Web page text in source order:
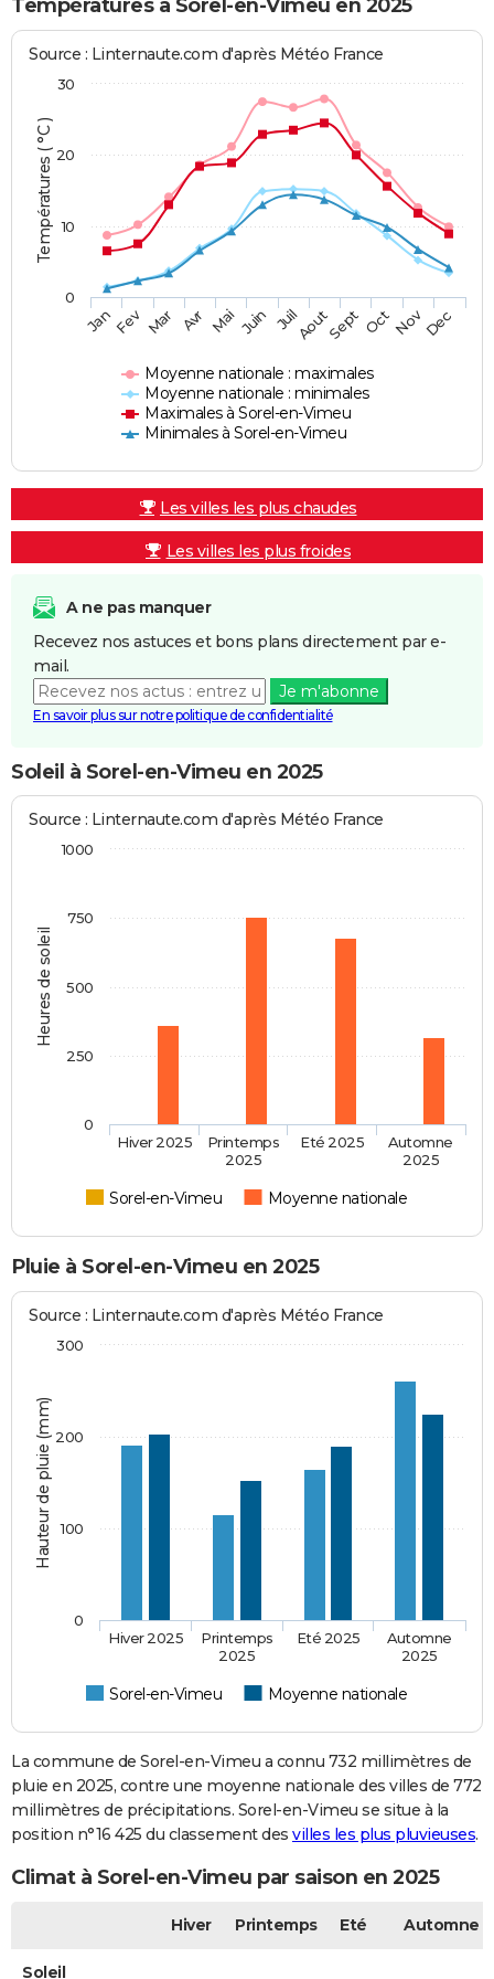
Températures à Sorel-en-Vimeu en 2025
Températures ( °C )
Source : Linternaute.com d'après Météo France
Moyenne nationale : maximales
Moyenne nationale : minimales
Maximales à Sorel-en-Vimeu
Minimales à Sorel-en-Vimeu
JanFev Mar Avr Mai Juin JuilAoutSept OctNovDec
0
10
20
30
Les villes les plus chaudes
Les villes les plus froides
A ne pas manquer
Recevez nos astuces et bons plans directement par e-
mail.
Je m'abonne
En savoir plus sur notre politique de confidentialité
Soleil à Sorel-en-Vimeu en 2025
Heures de soleil
Source : Linternaute.com d'après Météo France
Sorel-en-Vimeu Moyenne nationale
Hiver 2025
Printemps
2025
Eté 2025
Automne
2025
0
250
500
750
1000
Pluie à Sorel-en-Vimeu en 2025
Hauteur de pluie (mm)
Source : Linternaute.com d'après Météo France
Sorel-en-Vimeu Moyenne nationale
Hiver 2025
Printemps
2025
Eté 2025
Automne
2025
0
100
200
300
La commune de Sorel-en-Vimeu a connu 732 millimètres de
pluie en 2025, contre une moyenne nationale des villes de 772
millimètres de précipitations. Sorel-en-Vimeu se situe à la
position n°16 425 du classement des villes les plus pluvieuses.
Climat à Sorel-en-Vimeu par saison en 2025
Hiver Printemps Eté Automne
Soleil